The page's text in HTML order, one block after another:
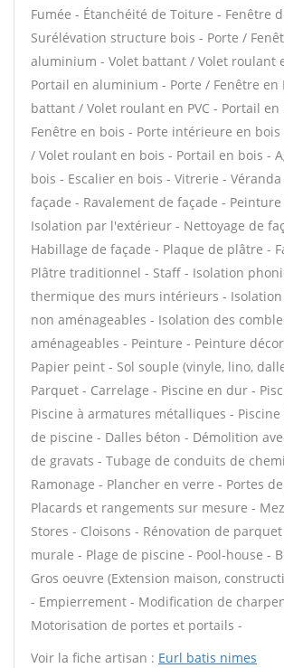
Fumée - Étanchéité de Toiture - Fenêtre
Surélévation structure bois - Porte /
aluminium - Volet battant / Volet roulant
Portail en aluminium - Porte / Fenêtre en
battant / Volet roulant en PVC - Portail en
Fenêtre en bois - Porte intérieure en
/ Volet roulant en bois - Portail en bois -
bois - Escalier en bois - Vitrerie -
façade - Ravalement de façade -
Isolation par l'extérieur - Nettoyage de
Habillage de façade - Plaque de plâtre -
Plâtre traditionnel - Staff - Isolation
thermique des murs intérieurs - Isolation
non aménageables - Isolation des
aménageables - Peinture - Peinture
Papier peint - Sol souple (vinyle, lino,
Parquet - Carrelage - Piscine en dur -
Piscine à armatures métalliques -
de piscine - Dalles béton - Démolition
de gravats - Tubage de conduits de
Ramonage - Plancher en verre - Portes
Placards et rangements sur mesure -
Stores - Cloisons - Rénovation de parquet
murale - Plage de piscine - Pool-house -
Gros oeuvre (Extension maison,
- Empierrement - Modification de
Motorisation de portes et portails -
Voir la fiche artisan : Eurl batis nimes